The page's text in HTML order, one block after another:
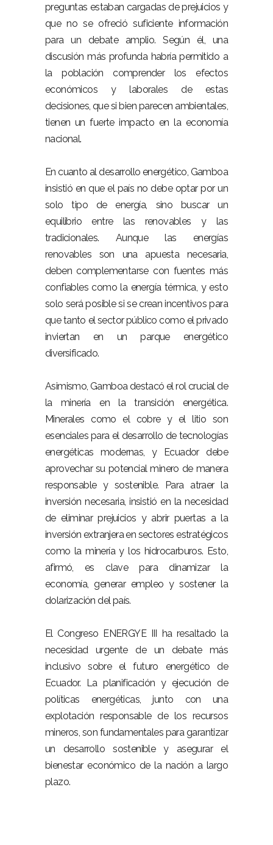
preguntas estaban cargadas de prejuicios y
que no se ofreció suficiente información
para un debate amplio. Según él, una
discusión más profunda habría permitido a
la población comprender los efectos
económicos y laborales de estas
decisiones, que si bien parecen ambientales,
tienen un fuerte impacto en la economía
nacional.
En cuanto al desarrollo energético, Gamboa
insistió en que el país no debe optar por un
solo tipo de energía, sino buscar un
equilibrio entre las renovables y las
tradicionales. Aunque las energías
renovables son una apuesta necesaria,
deben complementarse con fuentes más
confiables como la energía térmica, y esto
solo será posible si se crean incentivos para
que tanto el sector público como el privado
inviertan en un parque energético
diversificado.
Asimismo, Gamboa destacó el rol crucial de
la minería en la transición energética.
Minerales como el cobre y el litio son
esenciales para el desarrollo de tecnologías
energéticas modernas, y Ecuador debe
aprovechar su potencial minero de manera
responsable y sostenible. Para atraer la
inversión necesaria, insistió en la necesidad
de eliminar prejuicios y abrir puertas a la
inversión extranjera en sectores estratégicos
como la minería y los hidrocarburos. Esto,
afirmó, es clave para dinamizar la
economía, generar empleo y sostener la
dolarización del país.
El Congreso ENERGYE III ha resaltado la
necesidad urgente de un debate más
inclusivo sobre el futuro energético de
Ecuador. La planificación y ejecución de
políticas energéticas, junto con una
explotación responsable de los recursos
mineros, son fundamentales para garantizar
un desarrollo sostenible y asegurar el
bienestar económico de la nación a largo
plazo.